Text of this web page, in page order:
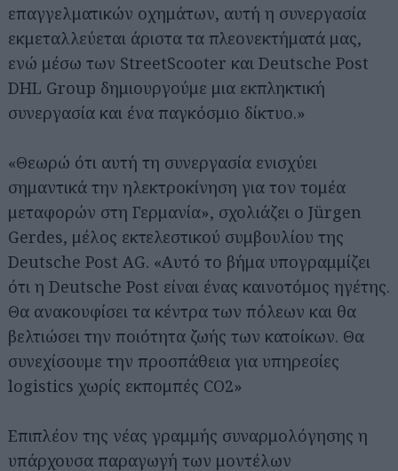
επαγγελματικών οχημάτων, αυτή η συνεργασία
εκμεταλλεύεται άριστα τα πλεονεκτήματά μας,
ενώ μέσω των StreetScooter και Deutsche Post
DHL Group δημιουργούμε μια εκπληκτική
συνεργασία και ένα παγκόσμιο δίκτυο.»
«Θεωρώ ότι αυτή τη συνεργασία ενισχύει
σημαντικά την ηλεκτροκίνηση για τον τομέα
μεταφορών στη Γερμανία», σχολιάζει ο Jürgen
Gerdes, μέλος εκτελεστικού συμβουλίου της
Deutsche Post AG. «Αυτό το βήμα υπογραμμίζει
ότι η Deutsche Post είναι ένας καινοτόμος ηγέτης.
Θα ανακουφίσει τα κέντρα των πόλεων και θα
βελτιώσει την ποιότητα ζωής των κατοίκων. Θα
συνεχίσουμε την προσπάθεια για υπηρεσίες
logistics χωρίς εκπομπές CO2»
Επιπλέον της νέας γραμμής συναρμολόγησης η
υπάρχουσα παραγωγή των μοντέλων